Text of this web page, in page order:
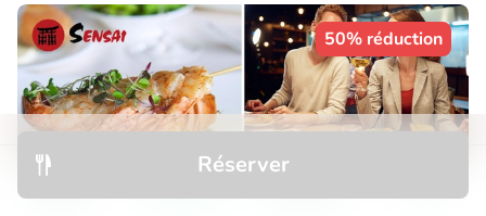
Réserver
50% réduction